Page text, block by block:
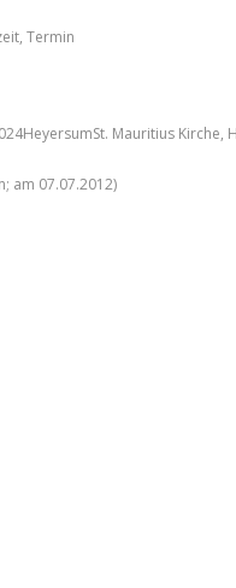
Termin
Mauritius Kirche,
am 07.07.2012)